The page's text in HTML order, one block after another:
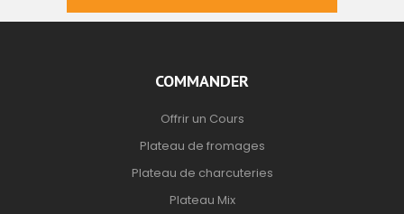
COMMANDER
Offrir un Cours
Plateau de fromages
Plateau de charcuteries
Plateau Mix